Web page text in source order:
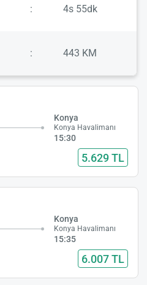
: 4s 55dk
: 443 KM
Konya
Konya Havalimanı
15:30
5.629 TL
Konya
Konya Havalimanı
15:35
6.007 TL